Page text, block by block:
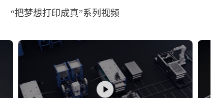
“把梦想打印成真”系列视频